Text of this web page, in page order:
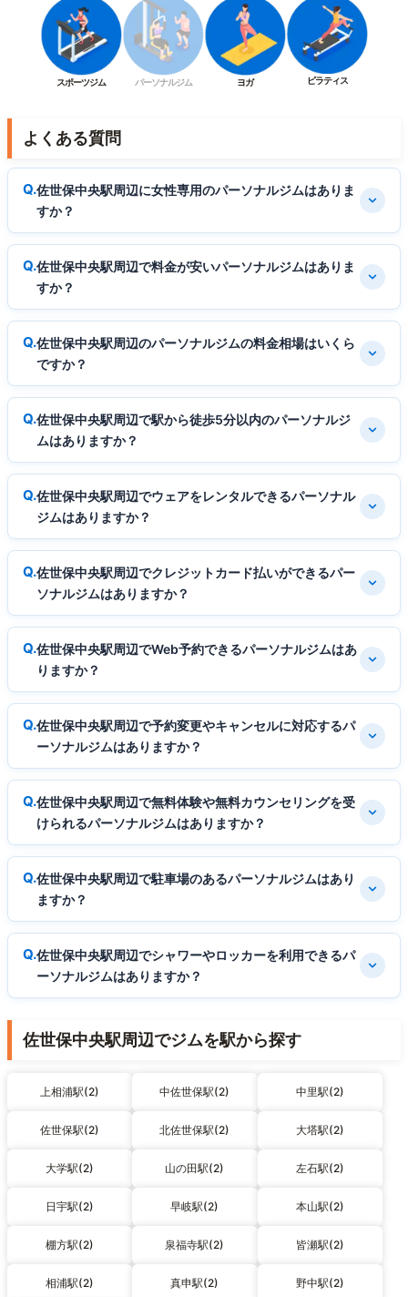
スポーツジム パーソナルジム ヨガ ピラティス
よくある質問
佐世保中央駅周辺に女性専用のパーソナルジムはありま
すか？
佐世保中央駅周辺で料金が安いパーソナルジムはありま
すか？
佐世保中央駅周辺のパーソナルジムの料金相場はいくら
ですか？
佐世保中央駅周辺で駅から徒歩5分以内のパーソナルジ
ムはありますか？
佐世保中央駅周辺でウェアをレンタルできるパーソナル
ジムはありますか？
佐世保中央駅周辺でクレジットカード払いができるパー
ソナルジムはありますか？
佐世保中央駅周辺でWeb予約できるパーソナルジムはあ
りますか？
佐世保中央駅周辺で予約変更やキャンセルに対応するパ
ーソナルジムはありますか？
佐世保中央駅周辺で無料体験や無料カウンセリングを受
けられるパーソナルジムはありますか？
佐世保中央駅周辺で駐車場のあるパーソナルジムはあり
ますか？
佐世保中央駅周辺でシャワーやロッカーを利用できるパ
ーソナルジムはありますか？
佐世保中央駅周辺でジムを駅から探す
上相浦駅(2) 中佐世保駅(2) 中里駅(2)
佐世保駅(2) 北佐世保駅(2) 大塔駅(2)
大学駅(2) 山の田駅(2) 左石駅(2)
日宇駅(2) 早岐駅(2) 本山駅(2)
棚方駅(2) 泉福寺駅(2) 皆瀬駅(2)
相浦駅(2) 真申駅(2) 野中駅(2)